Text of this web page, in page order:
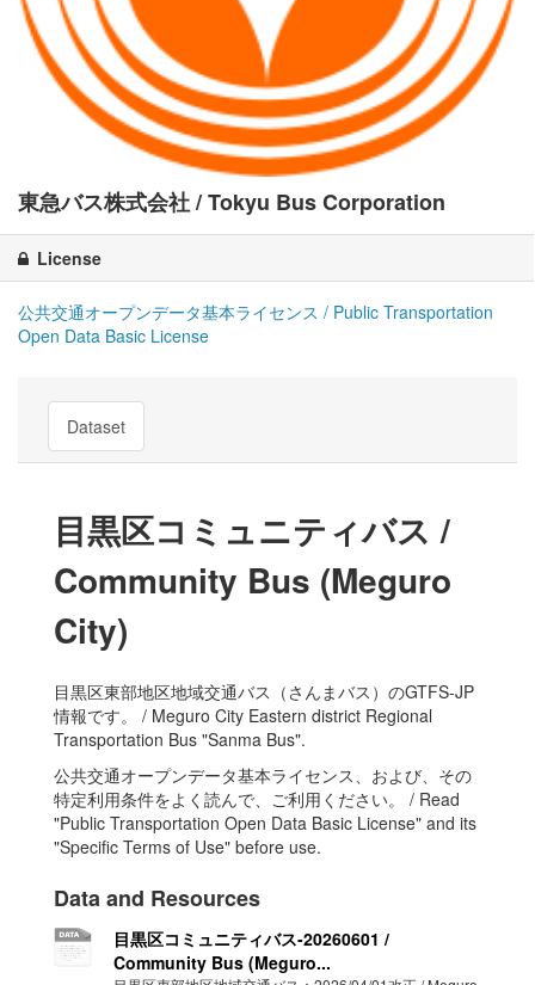
東急バス株式会社 / Tokyu Bus Corporation
License
公共交通オープンデータ基本ライセンス / Public Transportation
Open Data Basic License
Dataset
目黒区コミュニティバス /
Community Bus (Meguro
City)
目黒区東部地区地域交通バス（さんまバス）のGTFS-JP
情報です。 / Meguro City Eastern district Regional
Transportation Bus "Sanma Bus".
公共交通オープンデータ基本ライセンス、および、その
特定利用条件をよく読んで、ご利用ください。 / Read
"Public Transportation Open Data Basic License" and its
"Specific Terms of Use" before use.
Data and Resources
目黒区コミュニティバス-20260601 /
Community Bus (Meguro...